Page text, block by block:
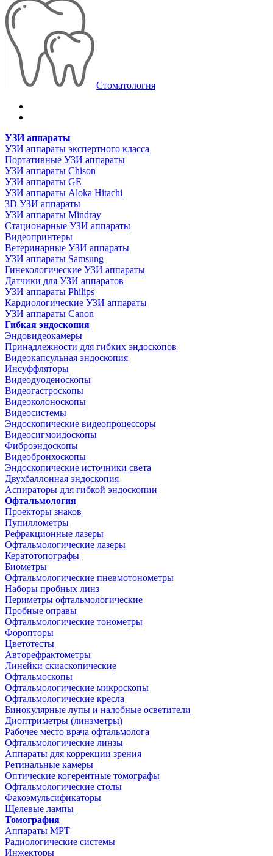
Стоматология
УЗИ аппараты
УЗИ аппараты экспертного класса
Портативные УЗИ аппараты
УЗИ аппараты Chison
УЗИ аппараты GE
УЗИ аппараты Aloka Hitachi
3D УЗИ аппараты
УЗИ аппараты Mindray
Стационарные УЗИ аппараты
Видеопринтеры
Ветеринарные УЗИ аппараты
УЗИ аппараты Samsung
Гинекологические УЗИ аппараты
Датчики для УЗИ аппаратов
УЗИ аппараты Philips
Кардиологические УЗИ аппараты
УЗИ аппараты Canon
Гибкая эндоскопия
Эндовидеокамеры
Принадлежности для гибких эндоскопов
Видеокапсульная эндоскопия
Инсуффляторы
Видеодуоденоскопы
Видеогастроскопы
Видеоколоноскопы
Видеосистемы
Эндоскопические видеопроцессоры
Видеосигмоидоскопы
Фиброэндоскопы
Видеобронхоскопы
Эндоскопические источники света
Двухбаллонная эндоскопия
Аспираторы для гибкой эндоскопии
Офтальмология
Проекторы знаков
Пупиллометры
Рефракционные лазеры
Офтальмологические лазеры
Кератотопографы
Биометры
Офтальмологические пневмотонометры
Наборы пробных линз
Периметры офтальмологические
Пробные оправы
Офтальмологические тонометры
Форопторы
Цветотесты
Авторефрактометры
Линейки скиаскопические
Офтальмоскопы
Офтальмологические микроскопы
Офтальмологические кресла
Бинокулярные лупы и налобные осветители
Диоптриметры (линзметры)
Рабочее место врача офтальмолога
Офтальмологические линзы
Аппараты для коррекции зрения
Ретинальные камеры
Оптические когерентные томографы
Офтальмологические столы
Факоэмульсификаторы
Щелевые лампы
Томография
Аппараты МРТ
Радиологические системы
Инжекторы